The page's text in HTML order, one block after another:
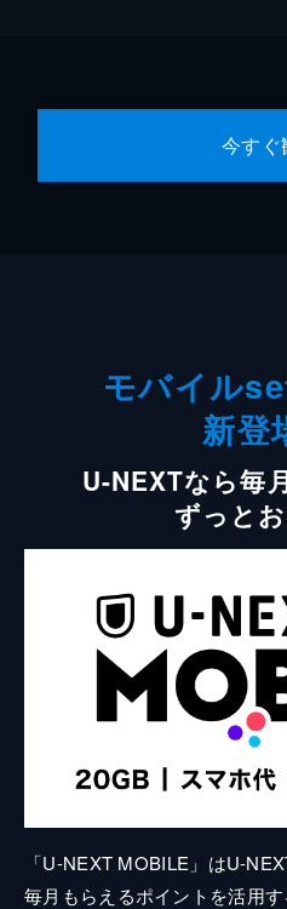
今すぐ
モバイル
新登
U-NEXTなら毎
ずっと
「U-NEXT MOBILE」はU-
毎月もらえるポイントを活用